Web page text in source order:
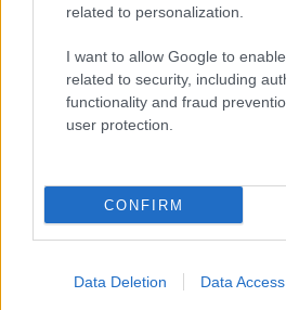
related to personalization.
I want to allow Google to
related to security, including
functionality and fraud
user protection.
CONFIRM
Data Deletion Data Access
μας χέρια, αλλά
προεκτάσεις του
την ανατομία του αστερία,
το έδαφος και έναν
πλευρά που βλέπει προς